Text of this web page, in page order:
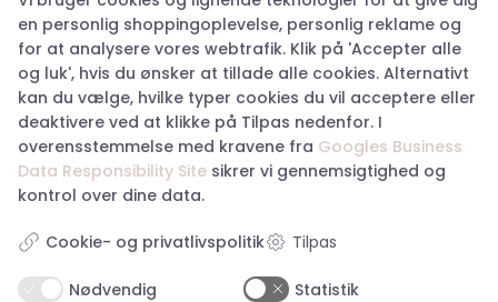
Cvr: 38917676
aabenraa@happyhunting.dk
Kundeservice
Om Happy Hunting
Handelsbetingelser
Returnering
Privatlivspolitik
Køb returlabel
Digital fortrydelsesformular
en personlig shoppingoplevelse, personlig reklame og
for at analysere vores webtrafik. Klik på 'Accepter alle
og luk', hvis du ønsker at tillade alle cookies. Alternativt
kan du vælge, hvilke typer cookies du vil acceptere eller
deaktivere ved at klikke på Tilpas nedenfor. I
overensstemmelse med kravene fra Googles Business
Data Responsibility Site sikrer vi gennemsigtighed og
kontrol over dine data.
Cookie- og privatlivspolitik Tilpas
Nødvendig
Statistik